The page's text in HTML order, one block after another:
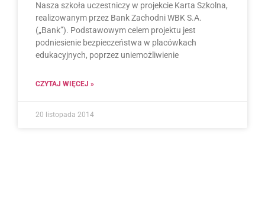
Nasza szkoła uczestniczy w projekcie Karta Szkolna,
realizowanym przez Bank Zachodni WBK S.A.
(„Bank”). Podstawowym celem projektu jest
podniesienie bezpieczeństwa w placówkach
edukacyjnych, poprzez uniemożliwienie
CZYTAJ WIĘCEJ »
20 listopada 2014